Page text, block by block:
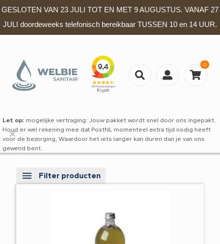
GESLOTEN VAN 23 JULI TOT EN MET 9 AUGUSTUS. VANAF 27
JULI doordeweeks telefonisch bereikbaar TUSSEN 10 en 14 UUR.
0
Let op: mogelijke vertraging: Jouw pakket wordt snel door ons ingepakt.
Houd er wel rekening mee dat PostNL momenteel extra tijd nodig heeft
voor de bezorging, Waardoor het iets langer kan duren dan je van ons
gewend bent.
✕
Filter producten